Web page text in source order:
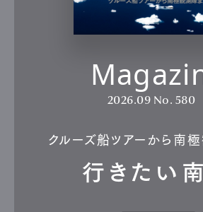
2026.09 No. 580
クルーズ船ツアーから南
行きたい